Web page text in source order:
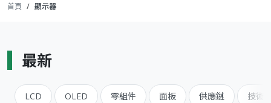
首頁 顯示器
最新
LCD OLED 零組件 面板 供應鏈 技術